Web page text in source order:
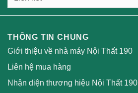
THÔNG TIN CHUNG
Giới thiệu về nhà máy Nội Thất 190
Liên hệ mua hàng
Nhận diện thương hiệu Nội Thất 190